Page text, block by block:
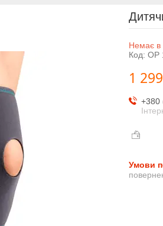
Немає в
Код: OP
1
+380